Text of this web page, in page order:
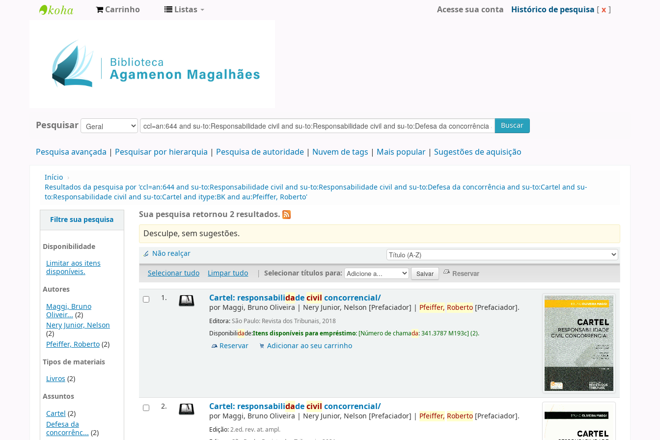
Agamenon
Magalhães
Carrinho Listas Acesse sua conta Histórico de pesquisa [ x ]
Pesquisar Buscar
Pesquisa avançada Pesquisar por hierarquia Pesquisa de autoridade Nuvem de tags Mais popular Sugestões de aquisição
Início ›
Resultados da pesquisa por 'ccl=an:644 and su-to:Responsabilidade civil and su-to:Responsabilidade civil and su-to:Defesa da concorrência and su-to:Cartel and su-
to:Responsabilidade civil and su-to:Cartel and itype:BK and au:Pfeiffer, Roberto'
Filtre sua pesquisa
Disponibilidade
Limitar aos itens
disponíveis.
Autores
Maggi, Bruno
Oliveir... (2)
Nery Junior, Nelson
(2)
Pfeiffer, Roberto(2)
Tipos de materiais
Livros(2)
Assuntos
Cartel (2)
Defesa da
concorrênc... (2)
Sua pesquisa retornou 2 resultados.
Desculpe, sem sugestões.
Não realçar
Selecionar tudo
Limpar tudo | Selecionar títulos para:
1. Cartel: responsabilidadecivil concorrencial/
por Maggi, Bruno Oliveira | Nery Junior, Nelson [Prefaciador] | Pfeiffer, Roberto [Prefaciador].
Editora:São Paulo: Revista dos Tribunais, 2018
Disponibilidade:Itens disponíveis para empréstimo: [Número de chamada:341.3787 M193c](2).
Reservar Adicionar ao seu carrinho
2. Cartel: responsabilidadecivil concorrencial/
por Maggi, Bruno Oliveira | Nery Junior, Nelson [Prefaciador] | Pfeiffer, Roberto [Prefaciador].
Edição:2.ed. rev. at. ampl.